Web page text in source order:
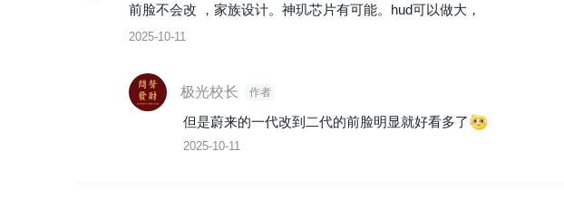
前脸不会改 ，家族设计。神玑芯片有可能。hud可以做大，
2025-10-11
极光校长 作者
但是蔚来的一代改到二代的前脸明显就好看多了
2025-10-11